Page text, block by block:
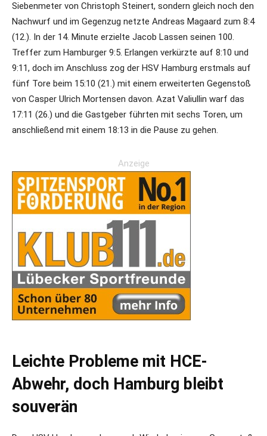
Siebenmeter von Christoph Steinert, sondern gleich noch den
Nachwurf und im Gegenzug netzte Andreas Magaard zum 8:4
(12.). In der 14. Minute erzielte Jacob Lassen seinen 100.
Treffer zum Hamburger 9:5. Erlangen verkürzte auf 8:10 und
9:11, doch im Anschluss zog der HSV Hamburg erstmals auf
fünf Tore beim 15:10 (21.) mit einem erweiterten Gegenstoß
von Casper Ulrich Mortensen davon. Azat Valiullin warf das
17:11 (26.) und die Gastgeber führten mit sechs Toren, um
anschließend mit einem 18:13 in die Pause zu gehen.
Anzeige
Leichte Probleme mit HCE-
Abwehr, doch Hamburg bleibt
souverän